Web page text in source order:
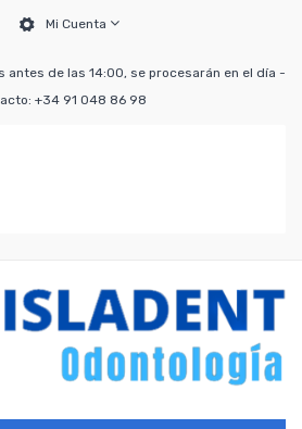
Mi Cuenta
antes de las 14:00, se procesarán en el día -
+34 91 048 86 98